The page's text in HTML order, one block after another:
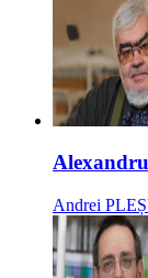
Andrei